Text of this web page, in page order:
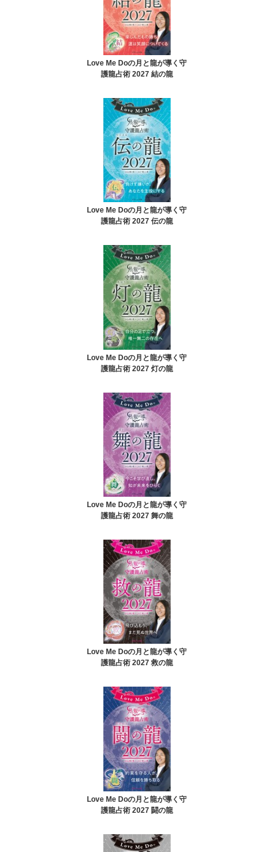
Love Me Doの月と龍が導く守
護龍占術 2027 結の龍
Love Me Doの月と龍が導く守
護龍占術 2027 伝の龍
Love Me Doの月と龍が導く守
護龍占術 2027 灯の龍
Love Me Doの月と龍が導く守
護龍占術 2027 舞の龍
Love Me Doの月と龍が導く守
護龍占術 2027 救の龍
Love Me Doの月と龍が導く守
護龍占術 2027 闘の龍